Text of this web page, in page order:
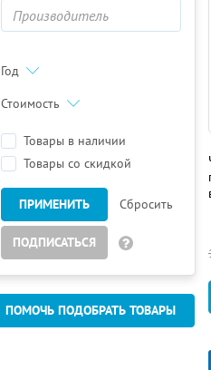
Год
Стоимость
Товары в наличии
Товары со скидкой
ПРИМЕНИТЬ
ПОДПИСАТЬСЯ
Сбросить
ПОМОЧЬ ПОДОБРАТЬ ТОВАРЫ